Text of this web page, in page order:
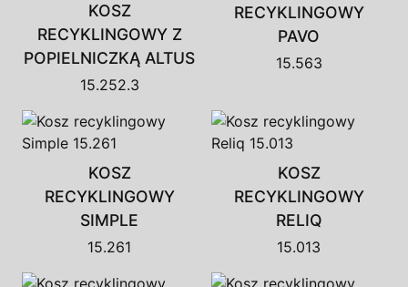
KOSZ
RECYKLINGOWY Z
POPIELNICZKĄ ALTUS
15.252.3
RECYKLINGOWY
PAVO
15.563
KOSZ
RECYKLINGOWY
SIMPLE
15.261
KOSZ
RECYKLINGOWY
RELIQ
15.013